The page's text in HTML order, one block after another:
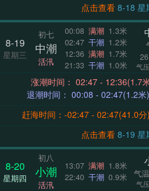
点击查看
8-18
8-19
星期三
初七
中潮
活汛
00:08 满潮 1.3米
02:47 干潮 1.2米
12:36 满潮 1.7米
21:33 干潮 1.0米 气
涨潮时间： 02:47 -
退潮时间： 00:08 -
赶海时间：-02:47 - 02:47(41.0
点击查看
8-19
8-20
星期四
初八
小潮
活汛
13:07 满潮 1.8米
22:40 干潮 0.9米 气
气